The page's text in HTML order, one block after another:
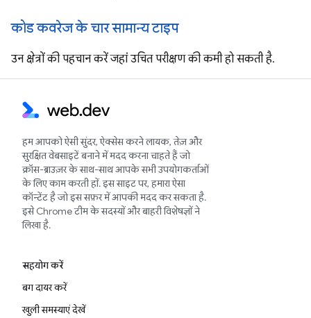
कोड कवरेज के चार सामान्य टाइप
उन क्षेत्रों की पहचान करें जहां उचित परीक्षण की कमी हो सकती है.
हम आपको ऐसी सुंदर, ऐक्सेस करने लायक, तेज़ और
सुरक्षित वेबसाइटें बनाने में मदद करना चाहते हैं जो
क्रॉस-ब्राउज़र के साथ-साथ आपके सभी उपयोगकर्ताओं
के लिए काम करती हों. इस साइट पर, हमारा ऐसा
कॉन्टेंट है जो इस सफ़र में आपकी मदद कर सकता है.
इसे Chrome टीम के सदस्यों और बाहरी विशेषज्ञों ने
लिखा है.
सहयोग करें
बग दायर करें
खुली समस्याएं देखें